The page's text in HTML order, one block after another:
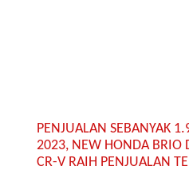
PENJUALAN SEBANYAK
2023, NEW HONDA BRIO
CR-V RAIH PENJUALAN